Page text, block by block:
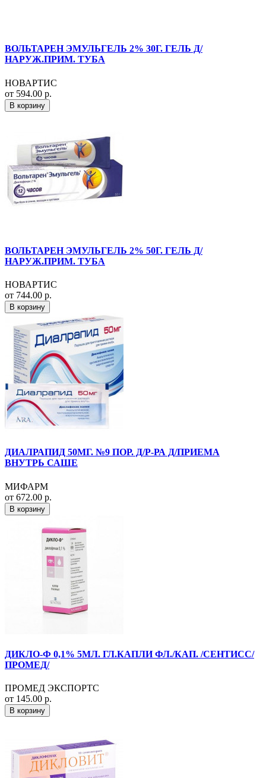
ВОЛЬТАРЕН ЭМУЛЬГЕЛЬ 2% 30Г. ГЕЛЬ Д/
НАРУЖ.ПРИМ. ТУБА
НОВАРТИС
от 594.00 р.
В корзину
ВОЛЬТАРЕН ЭМУЛЬГЕЛЬ 2% 50Г. ГЕЛЬ Д/
НАРУЖ.ПРИМ. ТУБА
НОВАРТИС
от 744.00 р.
В корзину
ДИАЛРАПИД 50МГ. №9 ПОР. Д/Р-РА Д/ПРИЕМА
ВНУТРЬ САШЕ
МИФАРМ
от 672.00 р.
В корзину
ДИКЛО-Ф 0,1% 5МЛ. ГЛ.КАПЛИ ФЛ./КАП. /СЕНТИСС/
ПРОМЕД/
ПРОМЕД ЭКСПОРТС
от 145.00 р.
В корзину